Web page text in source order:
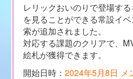
レリックおいのりで登場す
を見ることができる常設イ
索が追加されました。
対応する課題のクリアで、
絵札が獲得できます。
開始日時： 2024年5月8日 メ